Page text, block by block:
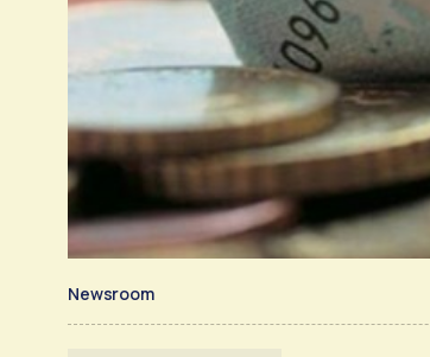
Newsroom